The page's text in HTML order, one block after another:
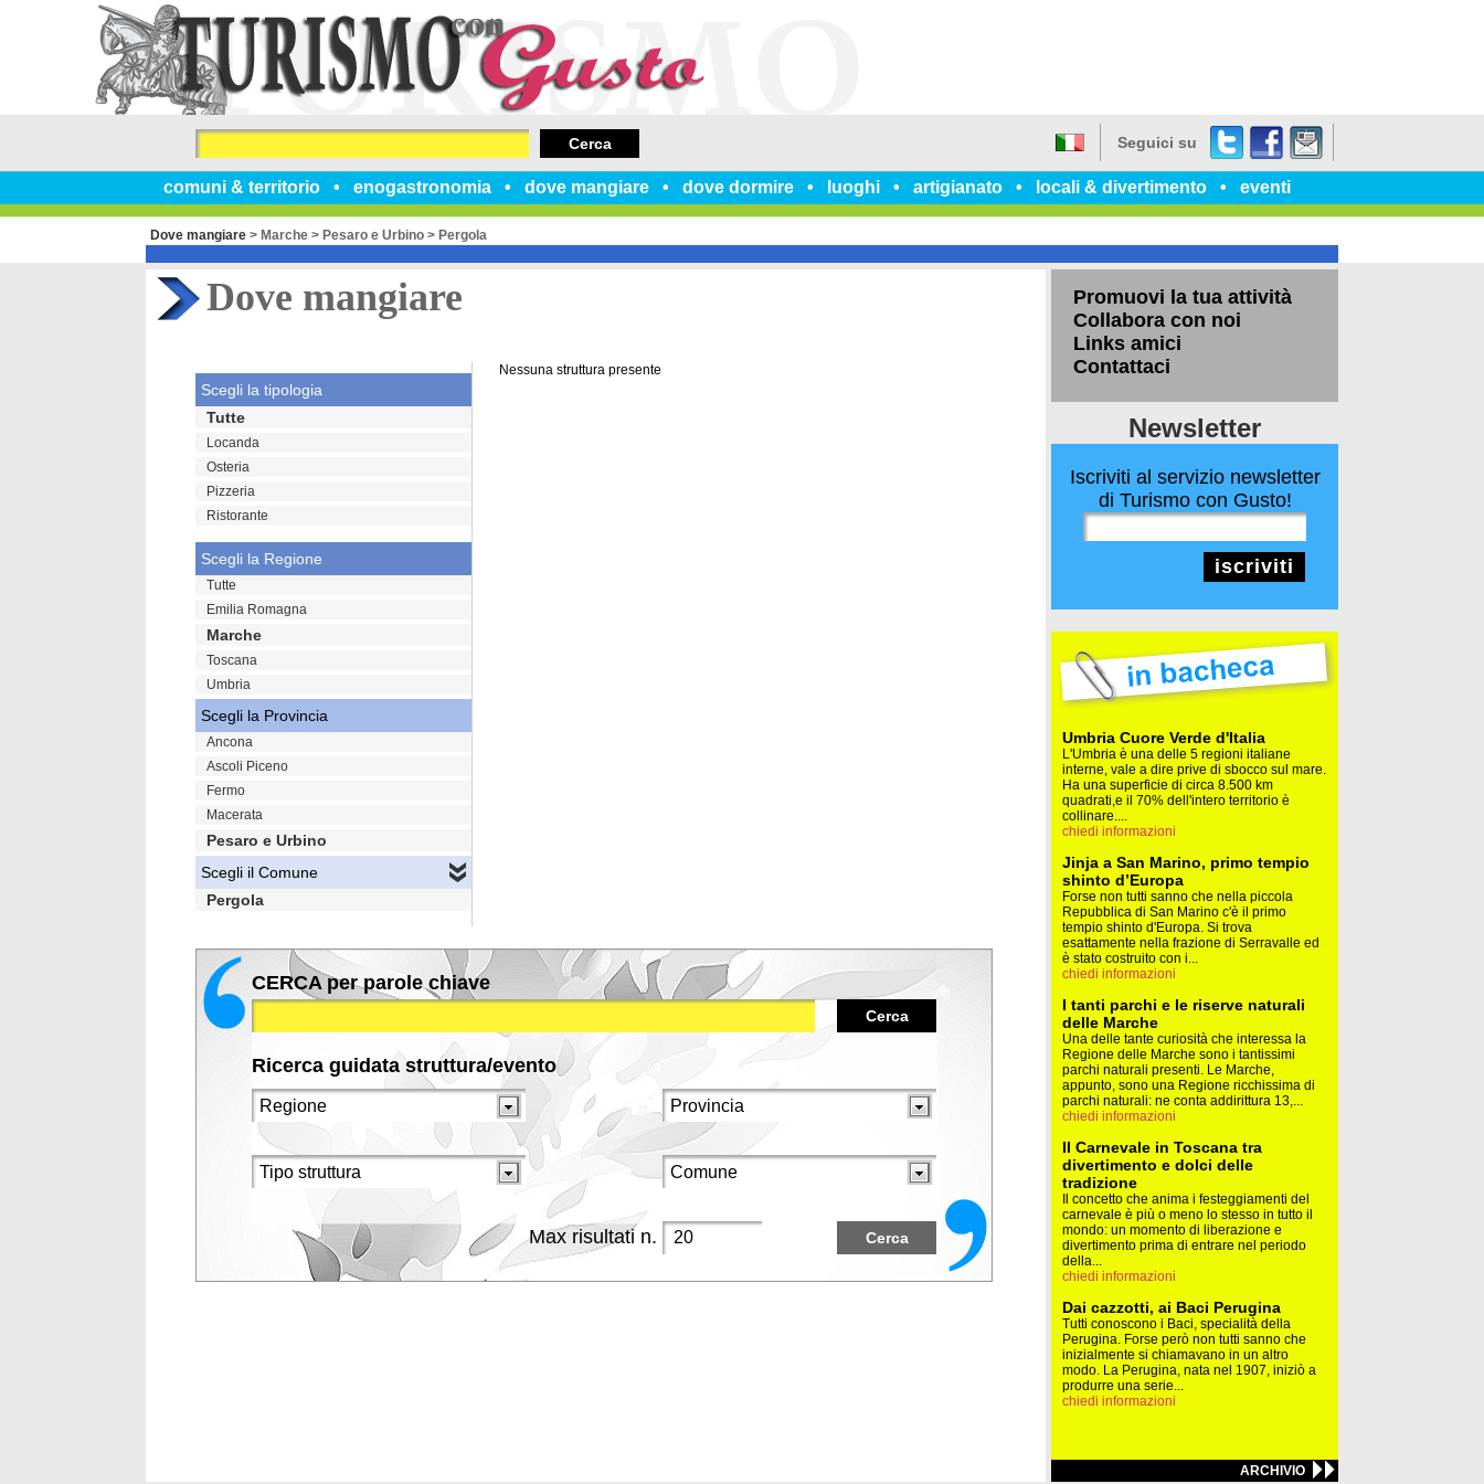
comuni & territorio enogastronomia dove mangiare dove dormire luoghi artigianato locali & divertimento eventi
Seguici su TwitterFacebook
un
Cerca
Dove mangiare > Marche > Pesaro e Urbino > Pergola
Dove mangiare
Nessuna struttura presente
Scegli la tipologia
Tutte
Locanda
Osteria
Pizzeria
Ristorante
Scegli la Regione
Tutte
Emilia Romagna
Marche
Toscana
Umbria
Scegli la Provincia
Ancona
Ascoli Piceno
Fermo
Macerata
Pesaro e Urbino
Scegli il Comune
Pergola
CERCA per parole chiave
Cerca
Ricerca guidata struttura/evento
Max risultati n. Cerca
Promuovi la tua attività
Collabora con noi
Links amici
Contattaci
Newsletter
Iscriviti al servizio newsletter
di Turismo con Gusto!
iscriviti
Umbria Cuore Verde d'Italia
L'Umbria è una delle 5 regioni italiane
interne, vale a dire prive di sbocco sul mare.
Ha una superficie di circa 8.500 km
quadrati,e il 70% dell'intero territorio è
collinare....
chiedi informazioni
Jinja a San Marino, primo tempio
shinto d’Europa
Forse non tutti sanno che nella piccola
Repubblica di San Marino c'è il primo
tempio shinto d'Europa. Si trova
esattamente nella frazione di Serravalle ed
è stato costruito con i...
chiedi informazioni
I tanti parchi e le riserve naturali
delle Marche
Una delle tante curiosità che interessa la
Regione delle Marche sono i tantissimi
parchi naturali presenti. Le Marche,
appunto, sono una Regione ricchissima di
parchi naturali: ne conta addirittura 13,...
chiedi informazioni
Il Carnevale in Toscana tra
divertimento e dolci delle
tradizione
Il concetto che anima i festeggiamenti del
carnevale è più o meno lo stesso in tutto il
mondo: un momento di liberazione e
divertimento prima di entrare nel periodo
della...
chiedi informazioni
Dai cazzotti, ai Baci Perugina
Tutti conoscono i Baci, specialità della
Perugina. Forse però non tutti sanno che
inizialmente si chiamavano in un altro
modo. La Perugina, nata nel 1907, iniziò a
produrre una serie...
chiedi informazioni
ARCHIVIO